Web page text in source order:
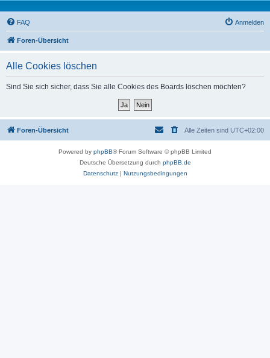
FAQ Anmelden
Foren-Übersicht
Alle Cookies löschen
Sind Sie sich sicher, dass Sie alle Cookies des Boards löschen möchten?
Foren-Übersicht Alle Zeiten sind UTC+02:00
Powered by phpBB® Forum Software © phpBB Limited
Deutsche Übersetzung durch phpBB.de
Datenschutz| Nutzungsbedingungen